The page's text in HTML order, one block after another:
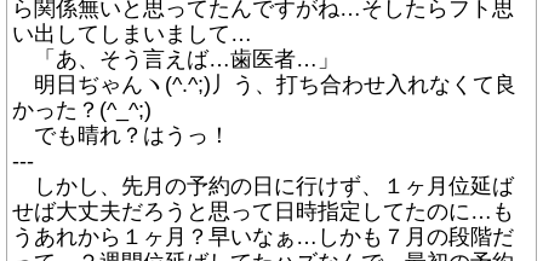
ら関係無いと思ってたんですがね…そしたらフト思
い出してしまいまして…
「あ、そう言えば…歯医者…」
明日ぢゃんヽ(^.^;)丿う、打ち合わせ入れなくて良
かった？(^_^;)
でも晴れ？はうっ！
---
しかし、先月の予約の日に行けず、１ヶ月位延ば
せば大丈夫だろうと思って日時指定してたのに…も
うあれから１ヶ月？早いなぁ…しかも７月の段階だ